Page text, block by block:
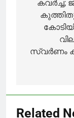
കവര്‍ച്ച;
സ്വര്‍ണം
Related